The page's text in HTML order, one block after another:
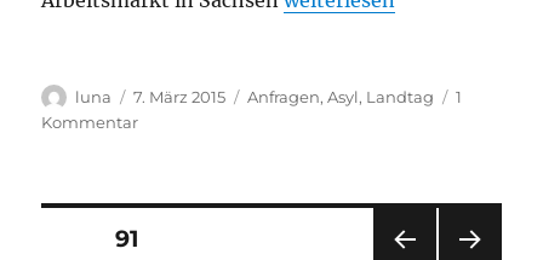
Autor
luna
Veröffentlicht
am
7. März 2015 Kategorien
Anfragen,Asyl, Landtag
1
Kommentarzu
Seitennummerierung
SEITE91